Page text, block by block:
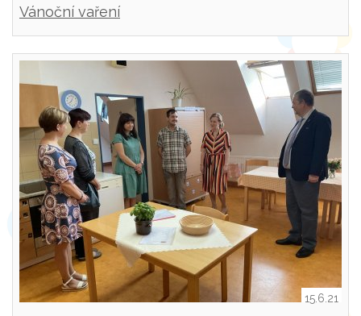
Vánoční vaření
15.6.21